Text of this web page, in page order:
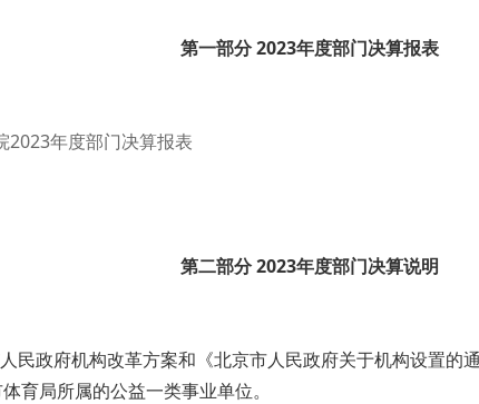
第一部分 2023年度部门决算报表
年度部门决算报表
第二部分 2023年度部门决算说明
人民政府机构改革方案和《北京市人民政府关于机构设置
局所属的公益一类事业单位。